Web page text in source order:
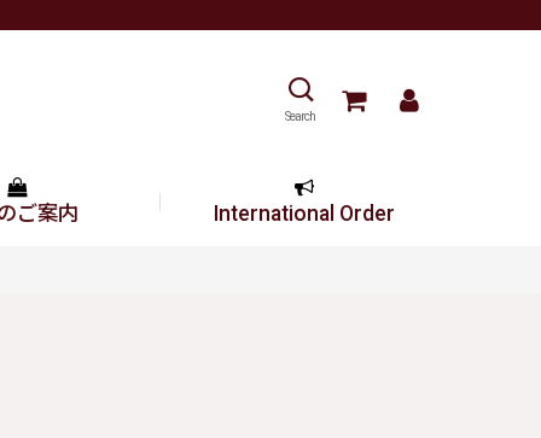
Search
ご案内 International Order